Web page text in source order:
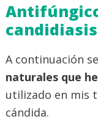
A continuación
naturales que
utilizado en mis
cándida.